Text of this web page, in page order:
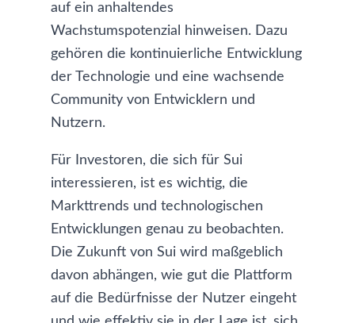
auf ein anhaltendes
Wachstumspotenzial hinweisen. Dazu
gehören die kontinuierliche Entwicklung
der Technologie und eine wachsende
Community von Entwicklern und
Nutzern.
Für Investoren, die sich für Sui
interessieren, ist es wichtig, die
Markttrends und technologischen
Entwicklungen genau zu beobachten.
Die Zukunft von Sui wird maßgeblich
davon abhängen, wie gut die Plattform
auf die Bedürfnisse der Nutzer eingeht